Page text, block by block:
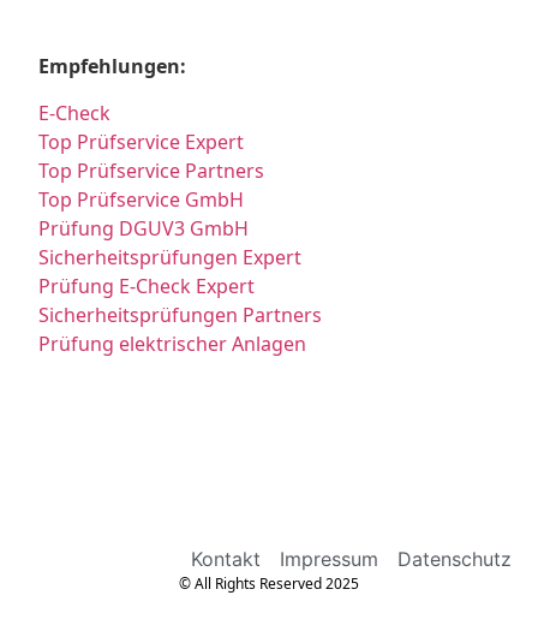
Empfehlungen:
E-Check
Top Prüfservice Expert
Top Prüfservice Partners
Top Prüfservice GmbH
Prüfung DGUV3 GmbH
Sicherheitsprüfungen Expert
Prüfung E-Check Expert
Sicherheitsprüfungen Partners
Prüfung elektrischer Anlagen
Kontakt Impressum Datenschutz
© All Rights Reserved 2025